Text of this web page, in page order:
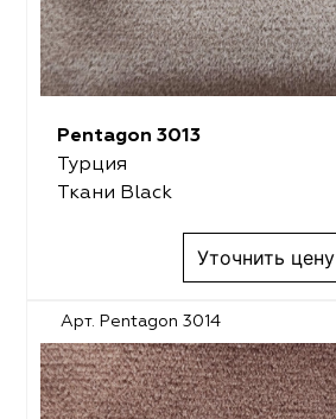
Pentagon 3013
Турция
Ткани Black
Уточнить цену
Арт. Pentagon 3014